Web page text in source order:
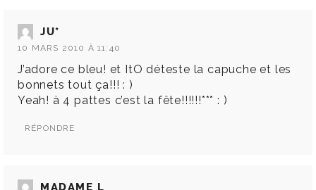
JU*
10 MARS 2010 À 11:40
J’adore ce bleu! et ItO déteste la capuche et les
bonnets tout ça!!! : )
Yeah! à 4 pattes c’est la fête!!!!!!*** : )
RÉPONDRE
MADAME L